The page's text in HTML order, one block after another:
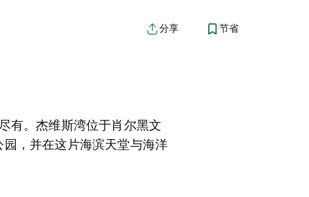
分享 节省
有。杰维斯湾位于肖尔黑文
，并在这片海滨天堂与海洋